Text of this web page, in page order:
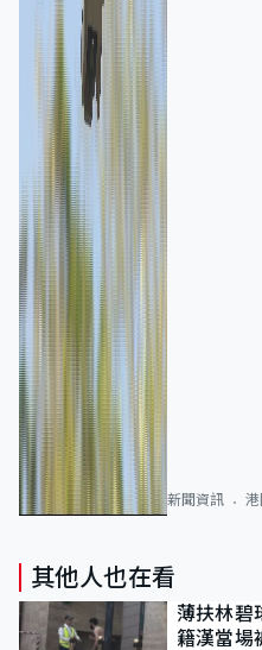
新聞資訊 港
其他人也在看
薄扶林
籍漢當場